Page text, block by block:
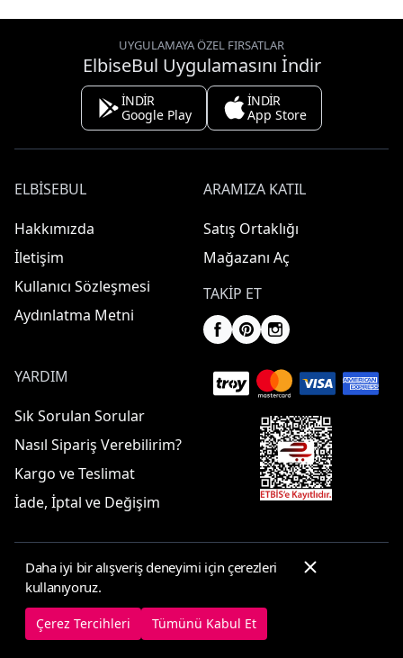
UYGULAMAYA ÖZEL FIRSATLAR
ElbiseBul Uygulamasını İndir
İNDİR
Google Play
İNDİR
App Store
ELBISEBUL
Hakkımızda
İletişim
Kullanıcı Sözleşmesi
Aydınlatma Metni
ARAMIZA KATIL
Satış Ortaklığı
Mağazanı Aç
TAKIP ET
YARDIM
Sık Sorulan Sorular
Nasıl Sipariş Verebilirim?
Kargo ve Teslimat
İade, İptal ve Değişim
© 2025 ElbiseBul -
Çerez Tercihleri Çerez Politikası
Daha iyi bir alışveriş deneyimi için çerezleri
kullanıyoruz.
Çerez Tercihleri Tümünü Kabul Et